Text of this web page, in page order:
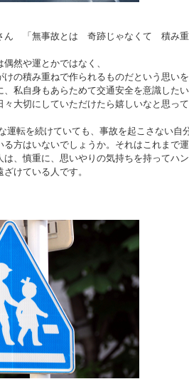
ん 「無事故とは 奇跡じゃなくて 積み
然や運とかではなく、
けの積み重ねで作られるものだという思い
、私自身もあらためて交通安全を意識した
々大切にしていただけたら嬉しいなと思っ
運転を続けていても、事故を起こさない自
る方はいないでしょうか。それはこれまで
は、慎重に、思いやりの気持ちを持ってハ
けている人です。